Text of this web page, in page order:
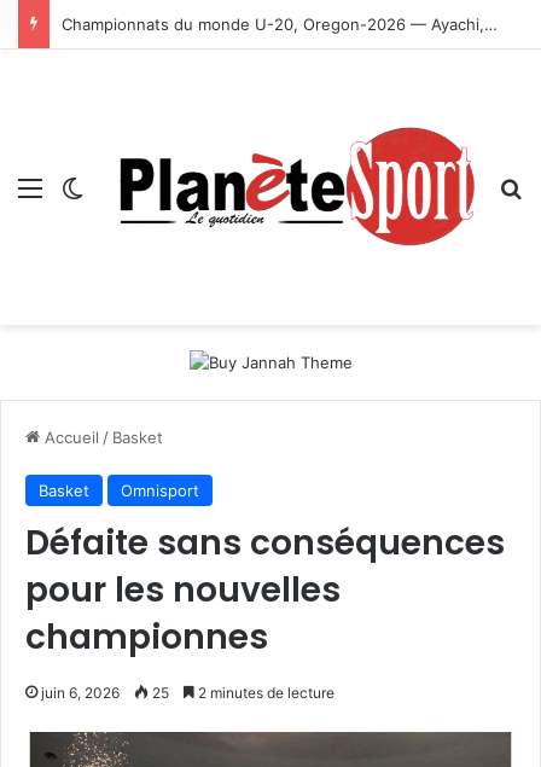
Championnats du monde U-20, Oregon-2026 — Ayachi, Dissa, Touahria et Ghezali en finale
Menu Switch skin
Accueil / Basket
Basket Omnisport
Défaite sans conséquences
pour les nouvelles
championnes
juin 6, 2026 25 2 minutes de lecture